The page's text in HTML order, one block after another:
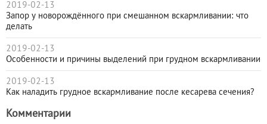
2019-02-13
Запор у новорождённого при смешанном вскармливании: что
делать
2019-02-13
Особенности и причины выделений при грудном вскармливании
2019-02-13
Как наладить грудное вскармливание после кесарева сечения?
Комментарии